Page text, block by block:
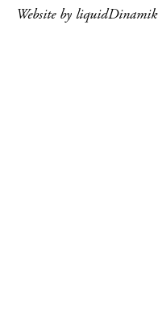
Website by liquidDinamik